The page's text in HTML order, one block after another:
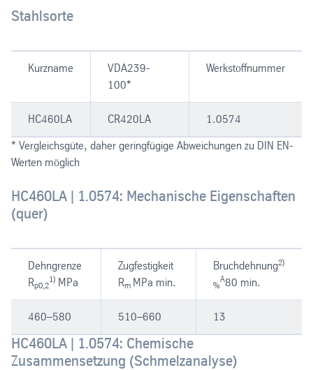
Stahlsorte
Kurzname
VDA239-
100*
Werkstoffnummer
HC460LA CR420LA
1.0574
* Vergleichsgüte, daher geringfügige Abweichungen zu DIN EN-
Werten möglich
HC460LA | 1.0574: Mechanische Eigenschaften
(quer)
Dehngrenze
Rp0,2
1) MPa
Zugfestigkeit
Rm MPa min.
Bruchdehnung2)
%
A80 min.
460–580 510–660 13
HC460LA | 1.0574: Chemische
Zusammensetzung (Schmelzanalyse)